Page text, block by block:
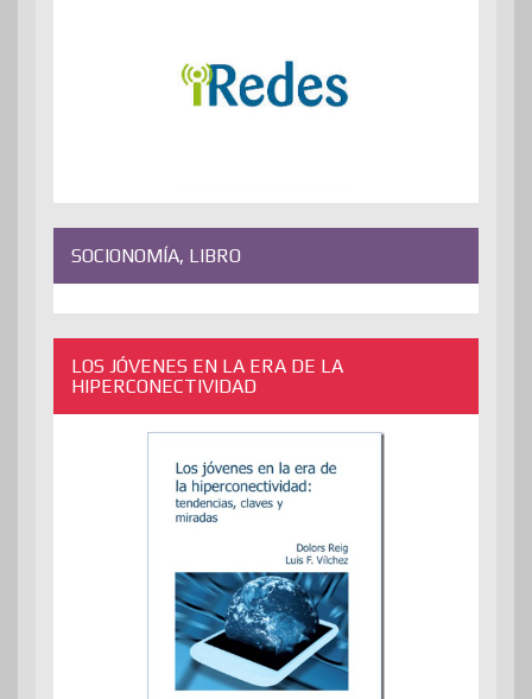
SOCIONOMÍA, LIBRO
LOS JÓVENES EN LA ERA DE LA
HIPERCONECTIVIDAD